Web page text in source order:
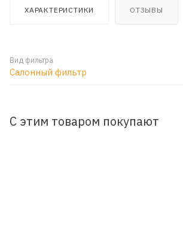
ХАРАКТЕРИСТИКИ ОТЗЫВЫ
Вид фильтра
Салонный фильтр
С этим товаром покупают